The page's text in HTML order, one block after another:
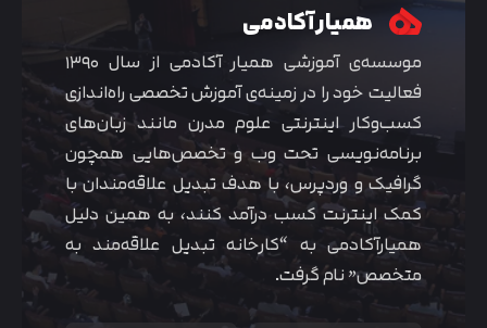
همیار آکادمی
موسسه‌ی آموزشی همیار آکادمی از سال ۱۳۹۰
فعالیت خود را در زمینه‌ی آموزش تخصصی راه‌اندازی
کسب‌و‌کار اینترنتی علوم مدرن مانند زبان‌های
برنامه‌نویسی تحت وب و تخصص‌هایی همچون
گرافیک و وردپرس، با هدف تبدیل علاقه‌مندان با
کمک اینترنت کسب درآمد کنند، به همین دلیل
همیارآکادمی به “کارخانه تبدیل علاقه‌مند به
متخصص” نام گرفت.